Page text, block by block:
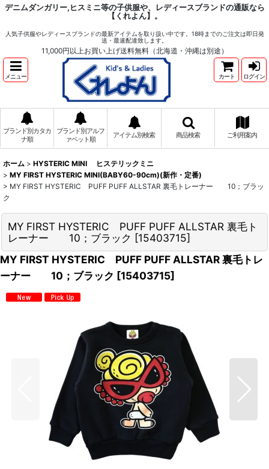
デニムダンガリー,ヒスミニ等の子供服や、レディースブランドの通販なら
【くれよん】。
人気子供服やレディースブランドの最新アイテムを取り扱い中です。18時までのご注文は即日発
送・最速配達致します。
11,000円以上お買い上げ送料無料（北海道・沖縄は別途）
メニュー カート ログイン
ブランド別カタカ
ナ順
ブランド別アルフ
ァベット順
アイテム別検索 商品検索 ご利用案内
ホーム > HYSTERIC MINI ヒステリックミニ
> MY FIRST HYSTERIC MINI(BABY60-90cm)(新作・定番)
> MY FIRST HYSTERIC PUFF PUFF ALLSTAR 裏毛トレーナー 10；ブラッ
ク
MY FIRST HYSTERIC PUFF PUFF ALLSTAR 裏毛ト
レーナー 10；ブラック [15403715]
MY FIRST HYSTERIC PUFF PUFF ALLSTAR 裏毛トレ
ーナー 10；ブラック [15403715]